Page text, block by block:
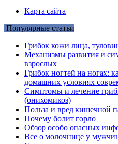
Карта сайта
Популярные статьи
Грибок кожи лица,
Механизмы развития и
взрослых
Грибок ногтей на ногах:
домашних условиях
Симптомы и лечение
(онихомикоз)
Польза и вред кишечной
Почему болит горло
Обзор особо опасных
Все о молочнице у